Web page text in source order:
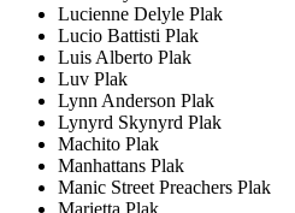
Lucienne Delyle Plak
Lucio Battisti Plak
Luis Alberto Plak
Luv Plak
Lynn Anderson Plak
Lynyrd Skynyrd Plak
Machito Plak
Manhattans Plak
Manic Street Preachers Plak
Marietta Plak